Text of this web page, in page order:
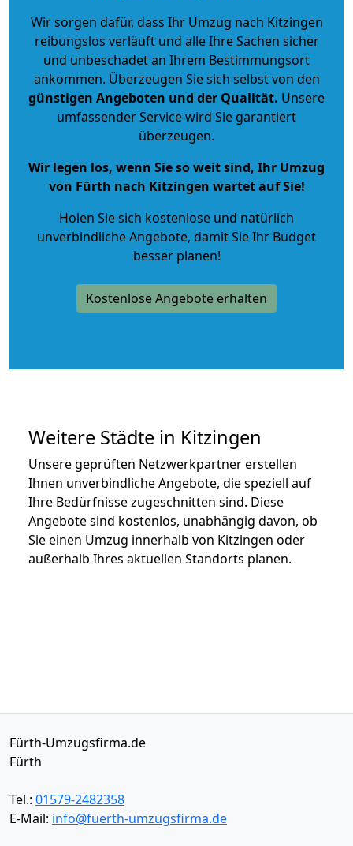
Wir sorgen dafür, dass Ihr Umzug nach Kitzingen
reibungslos verläuft und alle Ihre Sachen sicher
und unbeschadet an Ihrem Bestimmungsort
ankommen. Überzeugen Sie sich selbst von den
günstigen Angeboten und der Qualität. Unsere
umfassender Service wird Sie garantiert
überzeugen.
Wir legen los, wenn Sie so weit sind, Ihr Umzug
von Fürth nach Kitzingen wartet auf Sie!
Holen Sie sich kostenlose und natürlich
unverbindliche Angebote, damit Sie Ihr Budget
besser planen!
Kostenlose Angebote erhalten
Weitere Städte in Kitzingen
Unsere geprüften Netzwerkpartner erstellen
Ihnen unverbindliche Angebote, die speziell auf
Ihre Bedürfnisse zugeschnitten sind. Diese
Angebote sind kostenlos, unabhängig davon, ob
Sie einen Umzug innerhalb von Kitzingen oder
außerhalb Ihres aktuellen Standorts planen.
Fürth-Umzugsfirma.de
Fürth
Tel.: 01579-2482358
E-Mail: info@fuerth-umzugsfirma.de